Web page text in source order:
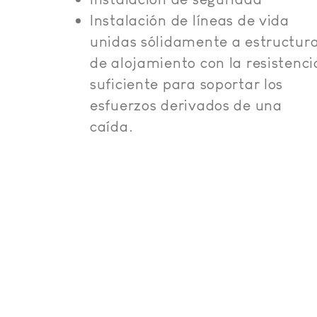
Instalación de líneas de vida
unidas sólidamente a
de alojamiento con la
suficiente para soportar los
esfuerzos derivados de una
caída.